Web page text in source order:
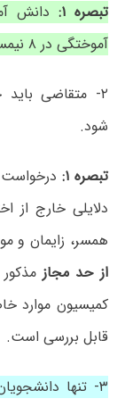
تبصره ۱:
آموختگی در ۸ نیمسال می‌توانند درخواست خود را ارائه دهند.
شود.
تبصره ۱:
دلایلی خارج از
همسر، زایمان و
از حد مجازمذکور
کمیسیون موارد
قابل بررسی است.